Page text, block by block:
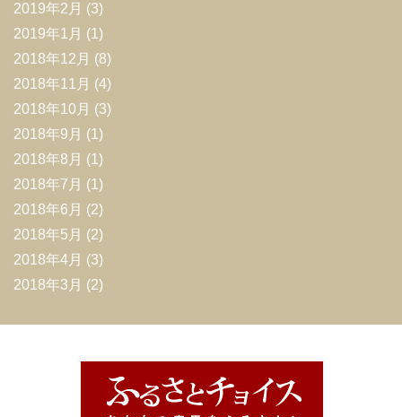
2019年2月 (3)
2019年1月 (1)
2018年12月 (8)
2018年11月 (4)
2018年10月 (3)
2018年9月 (1)
2018年8月 (1)
2018年7月 (1)
2018年6月 (2)
2018年5月 (2)
2018年4月 (3)
2018年3月 (2)